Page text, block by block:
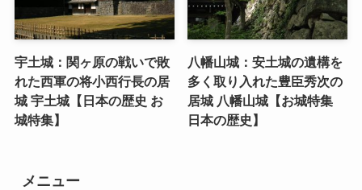
宇土城：関ヶ原の戦いで敗
れた西軍の将小西行長の居
城 宇土城【日本の歴史 お
城特集】
八幡山城：安土城の遺構を
多く取り入れた豊臣秀次の
居城 八幡山城【お城特集
日本の歴史】
メニュー